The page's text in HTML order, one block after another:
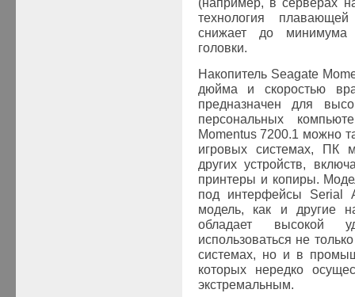
(например, всерверах
технология
снижает до минимума
головки.
Накопитель Seagate
дюйма и скоростью
предназначен для
персональных
Momentus 7200.1 можно
игровых системах, ПК
других устройств,
принтеры и копиры.
под интерфейсы Serial
модель, как и другие
обладает высокой
использоваться не
системах, но и в
которых нередко
экстремальным.